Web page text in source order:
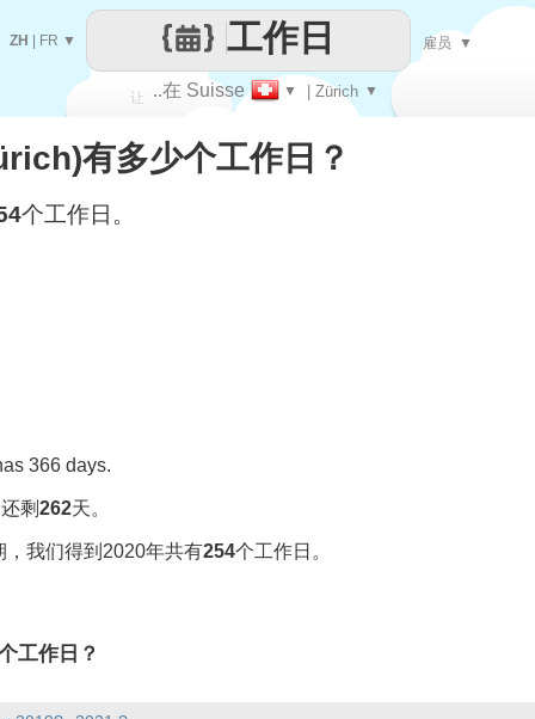
让
每一天
..在 Suisse ▼ | Zürich ▼
工作日
ZH FR ▼ 雇员 ▼
有多少个工作日？
个工作日。
366 days.
剩262天。
我们得到2020年共有254个工作日。
工作日？